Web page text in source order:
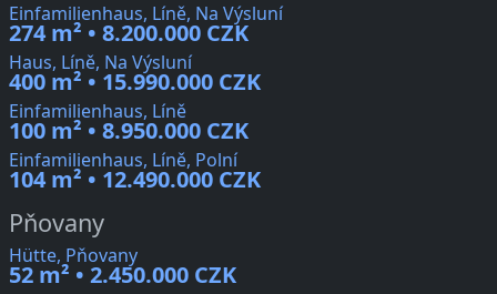
Einfamilienhaus, Líně, Na Výsluní
274 m² • 8.200.000 CZK
Haus, Líně, Na Výsluní
400 m² • 15.990.000 CZK
Einfamilienhaus, Líně
100 m² • 8.950.000 CZK
Einfamilienhaus, Líně, Polní
104 m² • 12.490.000 CZK
Pňovany
Hütte, Pňovany
52 m² • 2.450.000 CZK